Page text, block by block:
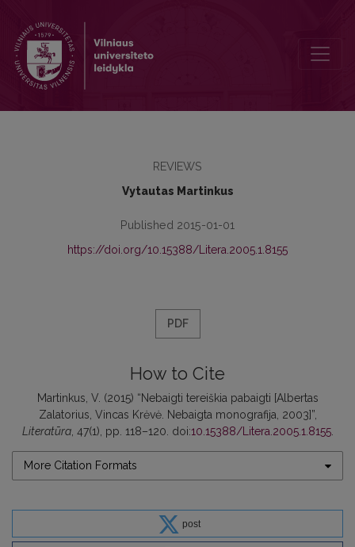
REVIEWS
Vytautas Martinkus
Published 2015-01-01
https://doi.org/10.15388/Litera.2005.1.8155
PDF
How to Cite
Martinkus, V. (2015) “Nebaigti tereiškia pabaigti [Albertas
Zalatorius, Vincas Krėvė. Nebaigta monografija, 2003]”,
Literatūra, 47(1), pp. 118–120. doi:10.15388/Litera.2005.1.8155.
More Citation Formats
post